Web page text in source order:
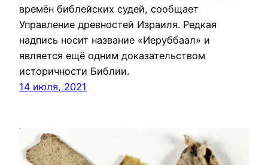
времён библейских судей, сообщает
Управление древностей Израиля. Редкая
надпись носит название «Иеруббаал» и
является ещё одним доказательством
историчности Библии.
14 июля, 2021